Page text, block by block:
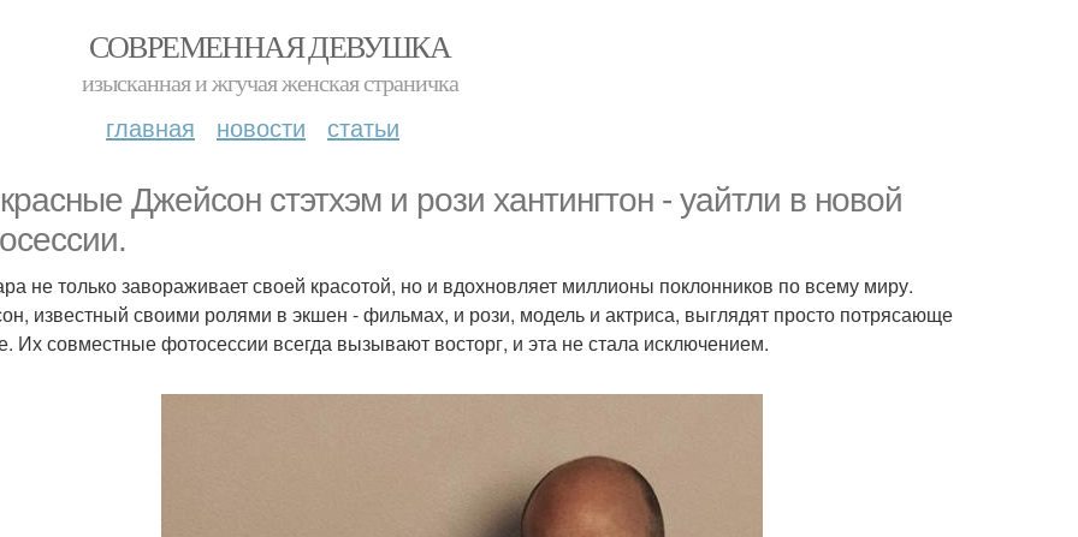
СОВРЕМЕННАЯ ДЕВУШКА
изысканная и жгучая женская страничка
главная новости статьи
Джейсон стэтхэм и рози хантингтон - уайтли в новой
не только завораживает своей красотой, но и вдохновляет миллионы поклонников по всему миру.
известный своими ролями в экшен - фильмах, и рози, модель и актриса, выглядят просто потрясающе
Их совместные фотосессии всегда вызывают восторг, и эта не стала исключением.